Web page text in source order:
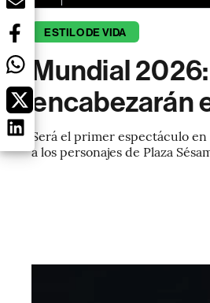
ESTILO DE VIDA
Mundial
encabezarán
Será el primer espectáculo
a los personajes de Plaza